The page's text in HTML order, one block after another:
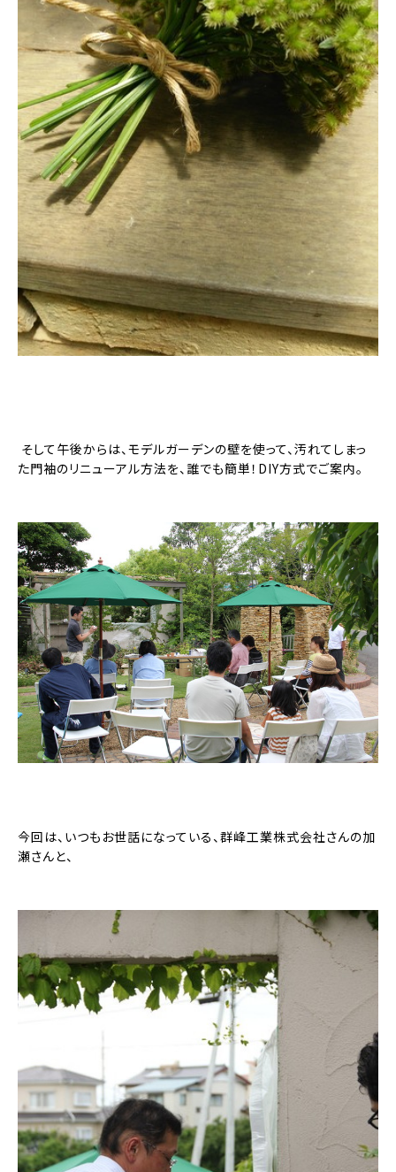
そして午後からは、モデルガーデンの壁を使って、汚れてしまっ
た門袖のリニューアル方法を、誰でも簡単！DIY方式でご案内。
今回は、いつもお世話になっている、群峰工業株式会社さんの加
瀬さんと、